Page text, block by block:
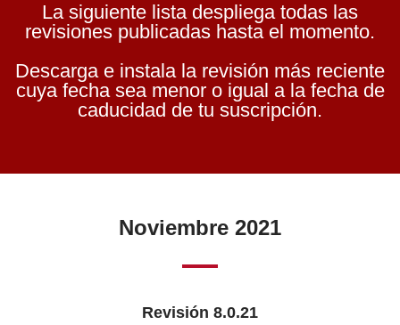
La siguiente lista despliega todas las
revisiones publicadas hasta el momento.
Descarga e instala la revisión más reciente
cuya fecha sea menor o igual a la fecha de
caducidad de tu suscripción.
Noviembre 2021
Revisión 8.0.21